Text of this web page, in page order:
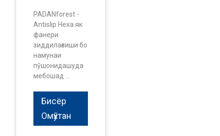
PADANforest -
Antislip Hexa як
фанери
зиддилағзиши бо
намунаи
пӯшонидашуда
мебошад ...
Бисёр
Омӯхтан